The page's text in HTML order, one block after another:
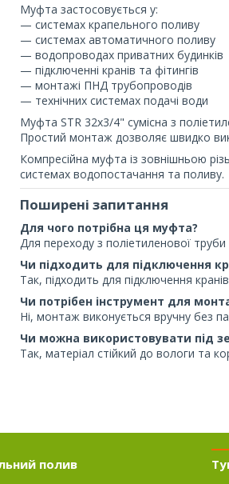
Муфта застосовується у:
— системах крапельного поливу
— системах автоматичного поливу
— водопроводах приватних будинків
— підключенні кранів та фітингів
— монтажі ПНД трубопроводів
— технічних системах подачі води
Муфта STR 32х3/4" сумісна з
Простий монтаж дозволяє швидко
Компресійна муфта із зовнішньою
системах водопостачання та поливу.
Поширені запитання
Для чого потрібна ця муфта?
Для переходу з поліетиленової
Чи підходить для підключення
Так, підходить для підключення
Чи потрібен інструмент для
Ні, монтаж виконується вручну без
Чи можна використовувати під
Так, матеріал стійкий до вологи та
полив